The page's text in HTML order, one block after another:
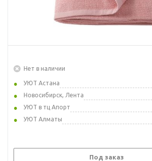
Нет в наличии
УЮТ Астана
Новосибирск, Лента
УЮТ в тц Апорт
УЮТ Алматы
Под заказ